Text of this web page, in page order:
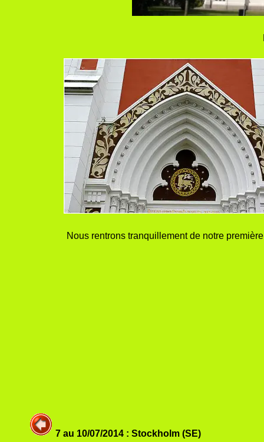
Nous rentrons tranquillement de notre
7 au 10/07/2014 : Stockholm (SE)